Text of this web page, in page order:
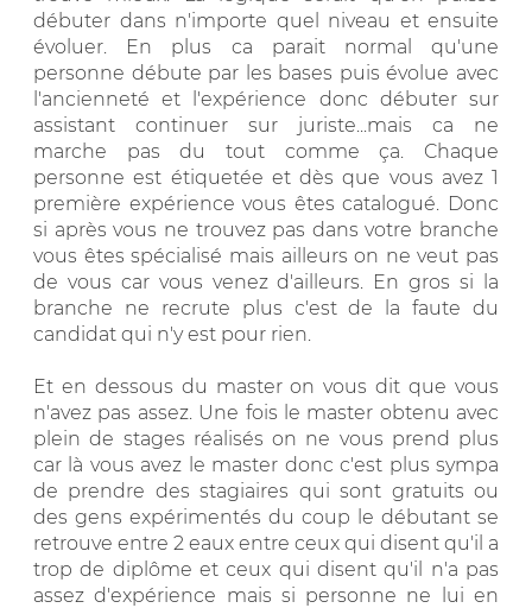
débuter dans n'importe quel niveau et ensuite
évoluer. En plus ca parait normal qu'une
personne débute par les bases puis évolue avec
l'ancienneté et l'expérience donc débuter sur
assistant continuer sur juriste...mais ca ne
marche pas du tout comme ça. Chaque
personne est étiquetée et dès que vous avez 1
première expérience vous êtes catalogué. Donc
si après vous ne trouvez pas dans votre branche
vous êtes spécialisé mais ailleurs on ne veut pas
de vous car vous venez d'ailleurs. En gros si la
branche ne recrute plus c'est de la faute du
candidat qui n'y est pour rien.
Et en dessous du master on vous dit que vous
n'avez pas assez. Une fois le master obtenu avec
plein de stages réalisés on ne vous prend plus
car là vous avez le master donc c'est plus sympa
de prendre des stagiaires qui sont gratuits ou
des gens expérimentés du coup le débutant se
retrouve entre 2 eaux entre ceux qui disent qu'il a
trop de diplôme et ceux qui disent qu'il n'a pas
assez d'expérience mais si personne ne lui en